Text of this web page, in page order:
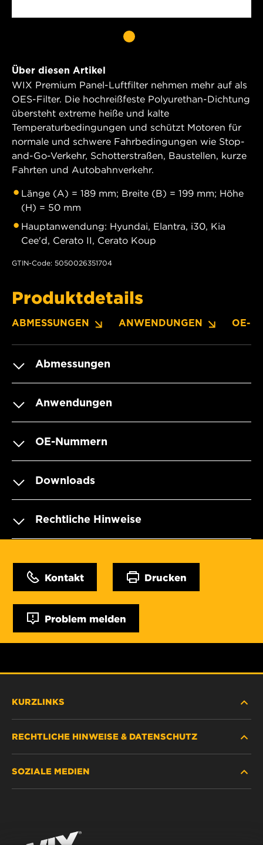
Über diesen Artikel
WIX Premium Panel-Luftfilter nehmen mehr auf als
OES-Filter. Die hochreißfeste Polyurethan-Dichtung
übersteht extreme heiße und kalte
Temperaturbedingungen und schützt Motoren für
normale und schwere Fahrbedingungen wie Stop-
and-Go-Verkehr, Schotterstraßen, Baustellen, kurze
Fahrten und Autobahnverkehr.
Länge (A) = 189 mm; Breite (B) = 199 mm; Höhe
(H) = 50 mm
Hauptanwendung: Hyundai, Elantra, i30, Kia
Cee'd, Cerato II, Cerato Koup
GTIN-Code: 5050026351704
Produktdetails
ABMESSUNGEN ANWENDUNGEN OE-
Abmessungen
Anwendungen
OE-Nummern
Downloads
Rechtliche Hinweise
Kontakt Drucken
Problem melden
KURZLINKS
HÄNDLERSUCHE
KONTAKT
RECHTLICHE HINWEISE & DATENSCHUTZ
IMPRESSUM
SOZIALE MEDIEN